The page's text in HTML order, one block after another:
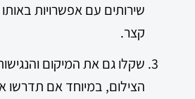
שירותים עם אפשרויות באותו
קצר.
שקלו גם את המיקום
הצילום, במיוחד אם תדרשו